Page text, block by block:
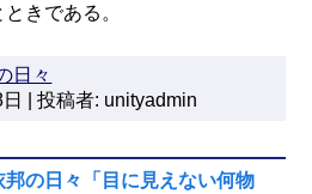
きである。
日々
| 投稿者: unityadmin
邦の日々「目に見えない何物